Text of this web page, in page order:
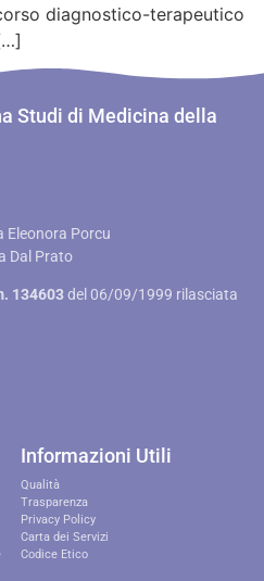
diagnostico-terapeutico
Studi di Medicina della
Eleonora Porcu
Dal Prato
134603del 06/09/1999 rilasciata
Informazioni Utili
Qualità
Trasparenza
Privacy Policy
Carta dei Servizi
Codice Etico